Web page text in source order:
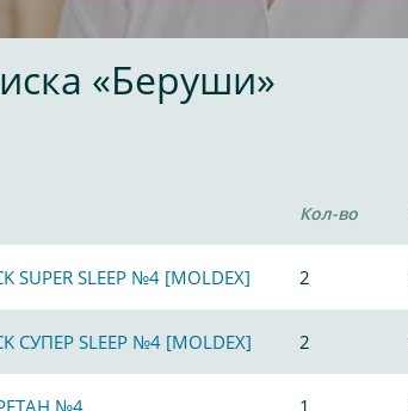
«Беруши»
Кол-во
SLEEP №4 [MOLDEX] 2
СУПЕР SLEEP №4 [MOLDEX] 2
№4 1